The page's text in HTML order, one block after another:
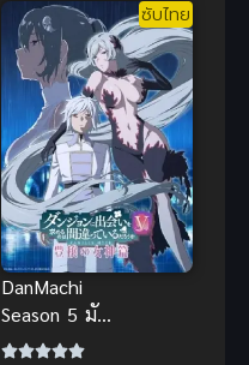
Kyoto
Douran
ซามูไรพเนจร
(2023) ภาค 2
ซับไทย
DanMachi
Season 5 มัน
ผิดรึไงถ้าใจ